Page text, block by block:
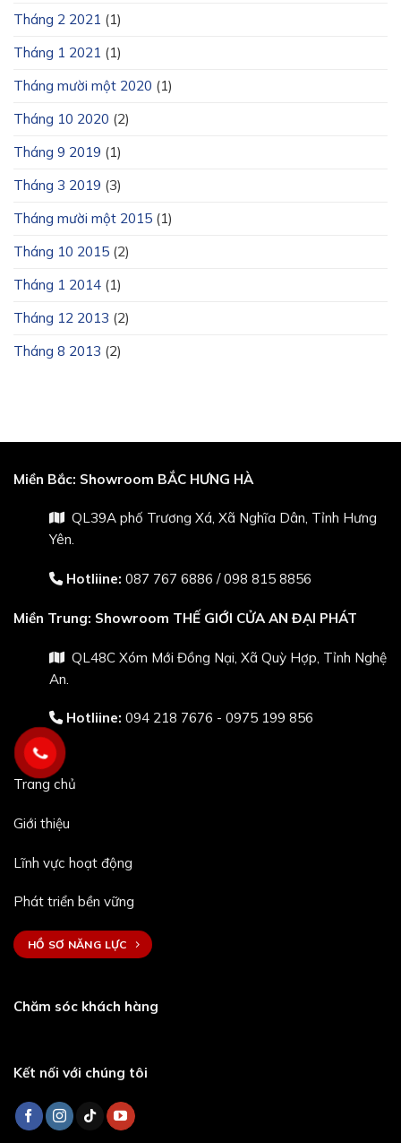
Tháng 2 2021 (1)
Tháng 1 2021 (1)
Tháng mười một 2020 (1)
Tháng 10 2020 (2)
Tháng 9 2019 (1)
Tháng 3 2019 (3)
Tháng mười một 2015 (1)
Tháng 10 2015 (2)
Tháng 1 2014 (1)
Tháng 12 2013 (2)
Tháng 8 2013 (2)
Miền Bắc: Showroom BẮC HƯNG HÀ
QL39A phố Trương Xá, Xã Nghĩa Dân, Tỉnh Hưng
Yên.
Hotliine: 087 767 6886 /098 815 8856
Miền Trung: Showroom THẾ GIỚI CỬA AN ĐẠI PHÁT
QL48C Xóm Mới Đồng Nại, Xã Quỳ Hợp, Tỉnh Nghệ
An.
Hotliine: 094 218 7676 - 0975 199 856
Trang chủ
Giới thiệu
Lĩnh vực hoạt động
Phát triển bền vững
HỒ SƠ NĂNG LỰC
Chăm sóc khách hàng
Kết nối với chúng tôi